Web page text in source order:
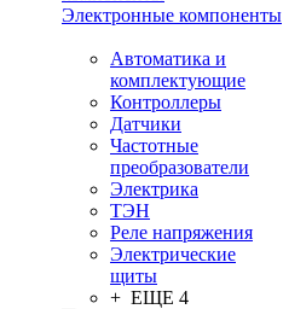
Электронные компоненты
Автоматика и
комплектующие
Контроллеры
Датчики
Частотные
преобразователи
Электрика
ТЭН
Реле напряжения
Электрические
щиты
+ ЕЩЕ 4